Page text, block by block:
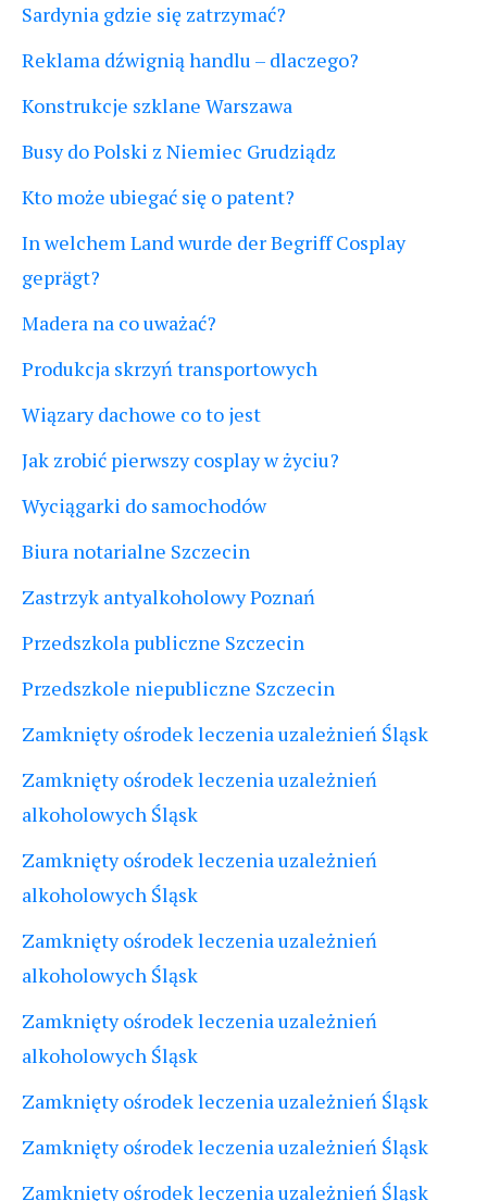
Sardynia gdzie się zatrzymać?
Reklama dźwignią handlu – dlaczego?
Konstrukcje szklane Warszawa
Busy do Polski z Niemiec Grudziądz
Kto może ubiegać się o patent?
In welchem Land wurde der Begriff Cosplay
geprägt?
Madera na co uważać?
Produkcja skrzyń transportowych
Wiązary dachowe co to jest
Jak zrobić pierwszy cosplay w życiu?
Wyciągarki do samochodów
Biura notarialne Szczecin
Zastrzyk antyalkoholowy Poznań
Przedszkola publiczne Szczecin
Przedszkole niepubliczne Szczecin
Zamknięty ośrodek leczenia uzależnień Śląsk
Zamknięty ośrodek leczenia uzależnień
alkoholowych Śląsk
Zamknięty ośrodek leczenia uzależnień
alkoholowych Śląsk
Zamknięty ośrodek leczenia uzależnień
alkoholowych Śląsk
Zamknięty ośrodek leczenia uzależnień
alkoholowych Śląsk
Zamknięty ośrodek leczenia uzależnień Śląsk
Zamknięty ośrodek leczenia uzależnień Śląsk
Zamknięty ośrodek leczenia uzależnień Śląsk